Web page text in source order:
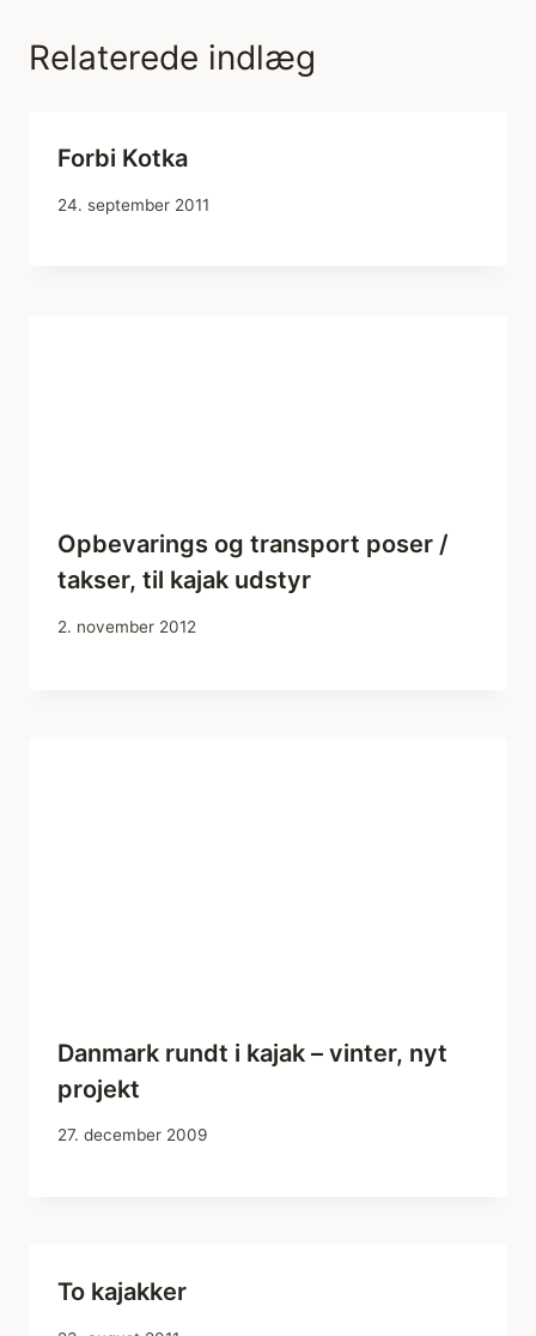
Relaterede indlæg
Forbi Kotka
24. september 2011
Opbevarings og transport poser /
takser, til kajak udstyr
2. november 2012
Danmark rundt i kajak – vinter, nyt
projekt
27. december 2009
To kajakker